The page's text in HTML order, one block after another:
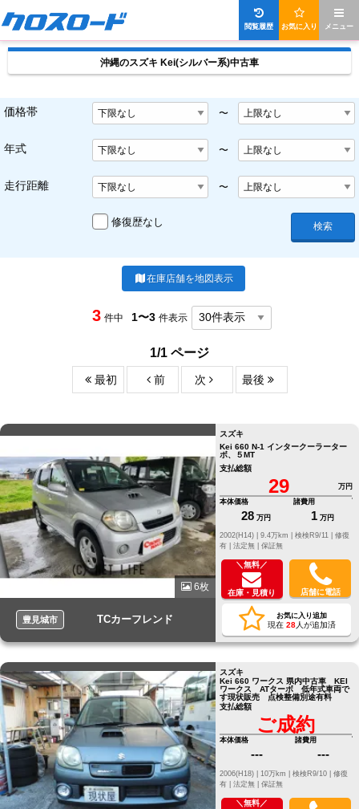
メニュー
お気に入り
閲覧履歴
沖縄のスズキ Kei(シルバー系)中古車
価格帯 〜
年式 〜
走行距離 〜
修復歴なし 検索
在庫店舗を地図表示
3 件中 1〜3 件表示
1/1 ページ
最初 前 次 最後
6枚
豊見城市 TCカーフレンド
スズキ
Kei 660 N-1 インタークーラーター
ボ、５MT
支払総額
29
万円
本体価格
28 万円
諸費用
1 万円
修復
有 | 法定無 | 保証無
＼無料／
在庫・見積り 店舗に電話
お気に入り追加
現在 28人が追加済
スズキ
Kei 660 ワークス 県内中古車 KEI
ワークス ATターボ 低年式車両で
す現状販売 点検整備別途有料
支払総額
ご成約
本体価格
---
諸費用
---
修復
有 | 法定無 | 保証無
＼無料／